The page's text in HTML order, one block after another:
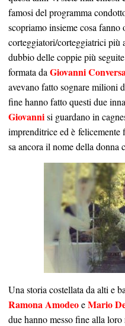
famosi del programma
scopriamo insieme cosa fanno
corteggiatori/corteggiatrici più
dubbio delle coppie più
formata da Giovanni
avevano fatto sognare milioni
fine hanno fatto questi due
Giovannisi guardano in
imprenditrice ed è felicemente
sa ancora il nome della donna
Una storia costellata da alti e
Ramona AmodeoeMario
due hanno messo fine alla